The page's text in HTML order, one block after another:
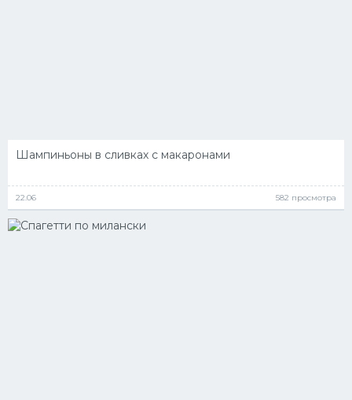
Шампиньоны в сливках с макаронами
22.06 582 просмотра